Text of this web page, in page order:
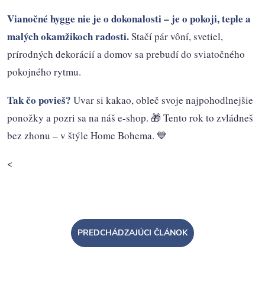
Vianočné hygge nie je o dokonalosti – je o pokoji, teple a
malých okamžikoch radosti.Stačí pár vôní, svetiel,
prírodných dekorácií a domov sa prebudí do sviatočného
pokojného rytmu.
Tak čo povieš? Uvar si kakao, obleč svoje najpohodlnejšie
ponožky a pozri sa na náš e-shop. 🎁 Tento rok to zvládneš
bez zhonu – v štýle Home Bohema. 💙
<
PREDCHÁDZAJÚCI ČLÁNOK